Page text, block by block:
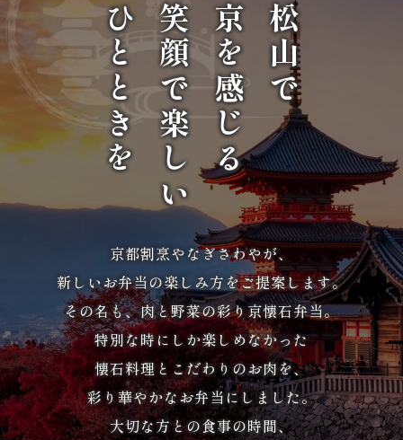
シ
か
家
族
の
集
松山で
京を感じる
笑顔で楽しい
ひとときを
京都割烹やなぎさわやが、
新しいお弁当の楽しみ方をご提案します。
その名も、肉と野菜の彩り京懐石弁当。
特別な時にしか楽しめなかった
懐石料理とこだわりのお肉を、
彩り華やかなお弁当にしました。
大切な方との食事の時間、